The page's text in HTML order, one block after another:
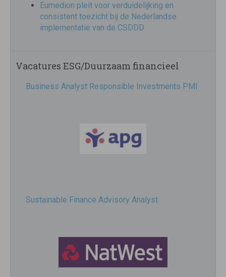
Eumedion pleit voor verduidelijking en
consistent toezicht bij de Nederlandse
implementatie van de CSDDD
Vacatures ESG/Duurzaam financieel
Business Analyst Responsible Investments PMI
Sustainable Finance Advisory Analyst